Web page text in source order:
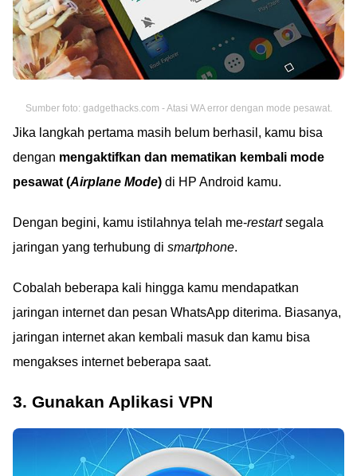
Sumber foto: gadgethacks.com - Atasi WA error dengan mode pesawat.
Jika langkah pertama masih belum berhasil, kamu bisa
dengan mengaktifkan dan mematikan kembali mode
pesawat (Airplane Mode) di HP Android kamu.
Dengan begini, kamu istilahnya telah me-restartsegala
jaringan yang terhubung di smartphone.
Cobalah beberapa kali hingga kamu mendapatkan
jaringan internet dan pesan WhatsApp diterima. Biasanya,
jaringan internet akan kembali masuk dan kamu bisa
mengakses internet beberapa saat.
3. Gunakan Aplikasi VPN